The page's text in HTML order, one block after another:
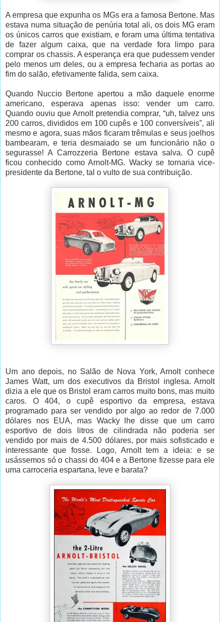
A empresa que expunha os MGs era a famosa Bertone. Mas
estava numa situação de penúria total ali, os dois MG eram
os únicos carros que existiam, e foram uma última tentativa
de fazer algum caixa, que na verdade fora limpo para
comprar os chassis. A esperança era que pudessem vender
pelo menos um deles, ou a empresa fecharia as portas ao
fim do salão, efetivamente falida, sem caixa.
Quando Nuccio Bertone apertou a mão daquele enorme
americano, esperava apenas isso: vender um carro.
Quando ouviu que Arnolt pretendia comprar, “uh, talvez uns
200 carros, divididos em 100 cupês e 100 conversíveis”, ali
mesmo e agora, suas mãos ficaram trêmulas e seus joelhos
bambearam, e teria desmaiado se um funcionário não o
segurasse! A Carrozzeria Bertone estava salva. O cupê
ficou conhecido como Arnolt-MG. Wacky se tornaria vice-
presidente da Bertone, tal o vulto de sua contribuição.
Um ano depois, no Salão de Nova York, Arnolt conhece
James Watt, um dos executivos da Bristol inglesa. Arnolt
dizia a ele que os Bristol eram carros muito bons, mas muito
caros. O 404, o cupê esportivo da empresa, estava
programado para ser vendido por algo ao redor de 7.000
dólares nos EUA, mas Wacky lhe disse que um carro
esportivo de dois litros de cilindrada não poderia ser
vendido por mais de 4.500 dólares, por mais sofisticado e
interessante que fosse. Logo, Arnolt tem a ideia: e se
usássemos só o chassi do 404 e a Bertone fizesse para ele
uma carroceria espartana, leve e barata?